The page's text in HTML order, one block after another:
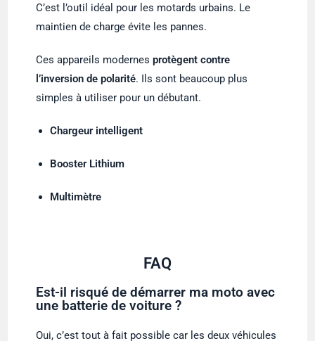
C’est l’outil idéal pour les motards urbains. Le
maintien de charge évite les pannes.
Ces appareils modernesprotègent contre
l’inversion de polarité. Ils sont beaucoup plus
simples à utiliser pour un débutant.
Chargeur intelligent
Booster Lithium
Multimètre
FAQ
Est-il risqué de démarrer ma moto avec
une batterie de voiture ?
Oui, c’est tout à fait possible car les deux véhicules